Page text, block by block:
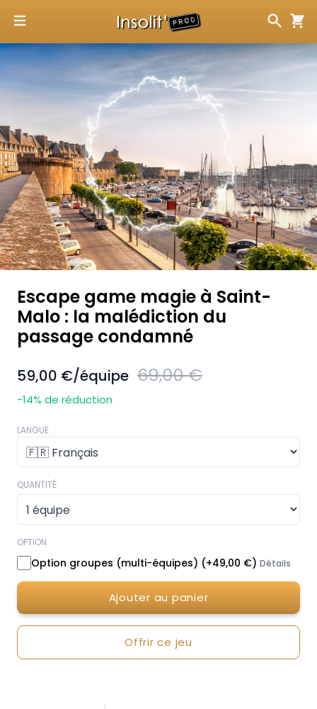
Escape game magie à Saint-
Malo : la malédiction du
passage condamné
59,00 €/équipe 69,00 €
-14% de réduction
LANGUE
QUANTITÉ
OPTION
Option groupes (multi-équipes) (+49,00 €) Détails
Ajouter au panier
Offrir ce jeu